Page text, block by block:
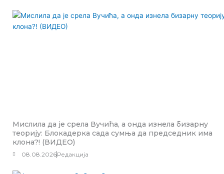
Мислила да је срела Вучића, а онда изнела бизарну
теорију: Блокадерка сада сумња да председник има
клона?! (ВИДЕО)
08.08.2026Редакција